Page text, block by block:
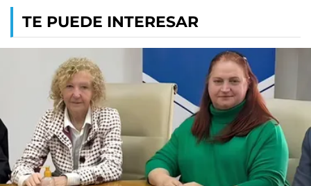
TE PUEDE INTERESAR